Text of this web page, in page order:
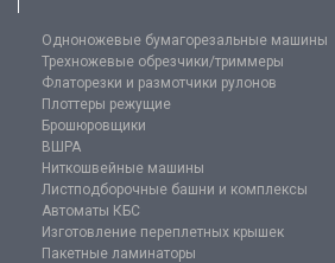
Одноножевые бумагорезальные машины
Трехножевые обрезчики/триммеры
Флаторезки и размотчики рулонов
Плоттеры режущие
Брошюровщики
ВШРА
Ниткошвейные машины
Листподборочные башни и комплексы
Автоматы КБС
Изготовление переплетных крышек
Пакетные ламинаторы